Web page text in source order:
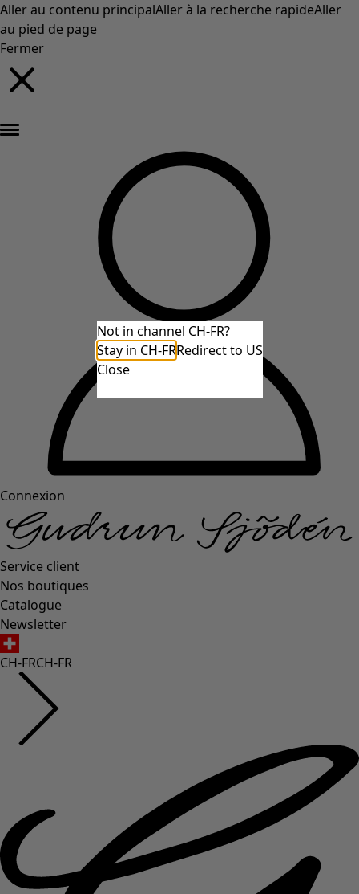
Aller au contenu principalAller à la recherche rapideAller
au pied de page
Fermer
Connexion
Service client
Nos boutiques
Catalogue
Newsletter
CH-FRCH-FR
Not in channel CH-FR?
Stay in CH-FRRedirect to US
Close